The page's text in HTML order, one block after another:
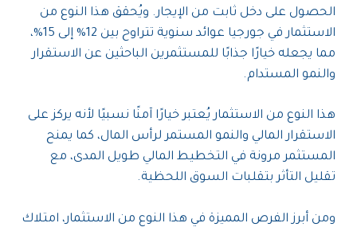
الحصول على دخل ثابت من الإيجار. ويُحقق هذا النوع من
الاستثمار في جورجيا عوائد سنوية تتراوح بين 12% إلى 15%،
مما يجعله خيارًا جذابًا للمستثمرين الباحثين عن الاستقرار
والنمو المستدام.
هذا النوع من الاستثمار يُعتبر خيارًا آمنًا نسبيًا لأنه يركز على
الاستقرار المالي والنمو المستمر لرأس المال، كما يمنح
المستثمر مرونة في التخطيط المالي طويل المدى، مع
تقليل التأثر بتقلبات السوق اللحظية.
ومن أبرز الفرص المميزة في هذا النوع من الاستثمار، امتلاك